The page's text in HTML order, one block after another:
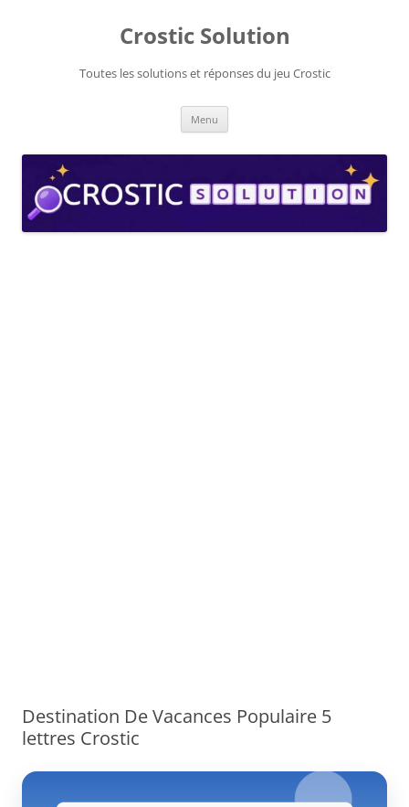
Crostic Solution
Toutes les solutions et réponses du jeu Crostic
Menu
Destination De Vacances Populaire 5
lettres Crostic